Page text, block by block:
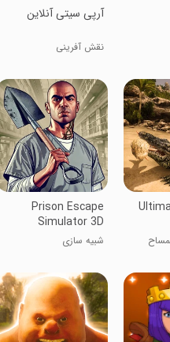
‏‏‏‏‏‏‏‏‏‏‏‏‏‏‏آرپی سیتی آنلاین
نقش آفرینی
Prison Escape
Simulator 3D
شبیه سازی